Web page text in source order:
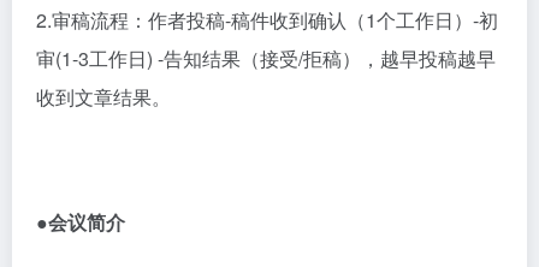
2.审稿流程：作者投稿-稿件收到确认（1个工作日）-初
审(1-3工作日) -告知结果（接受/拒稿），越早投稿越早
收到文章结果。
●会议简介